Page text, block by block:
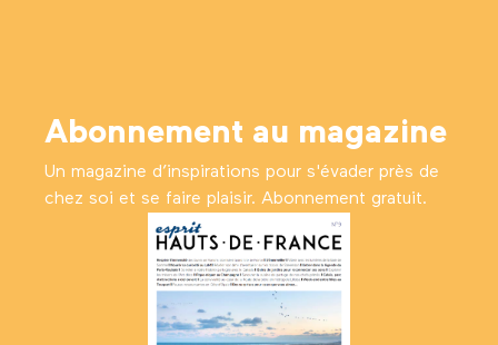
Abonnement au magazine
Un magazine d’inspirations pour s'évader près de
chez soi et se faire plaisir. Abonnement gratuit.